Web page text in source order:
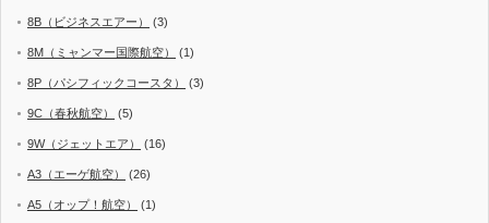
8B（ビジネスエアー） (3)
8M（ミャンマー国際航空） (1)
8P（パシフィックコースタ） (3)
9C（春秋航空） (5)
9W（ジェットエア） (16)
A3（エーゲ航空） (26)
A5（オップ！航空） (1)